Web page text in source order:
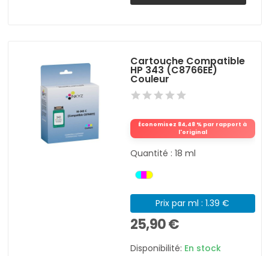
Cartouche Compatible
HP 343 (C8766EE)
Couleur
Économisez 84,48 % par rapport à
l'original
Quantité : 18 ml
Prix par ml : 1.39 €
25,90 €
Disponibilité: En stock